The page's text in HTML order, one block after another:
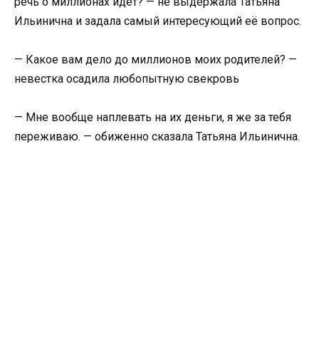
Ильинична и задала самый интересующий её вопрос.
— Какое вам дело до миллионов моих родителей? —
невестка осадила любопытную свекровь
— Мне вообще наплевать на их деньги, я же за тебя
переживаю. — обиженно сказала Татьяна Ильинична.